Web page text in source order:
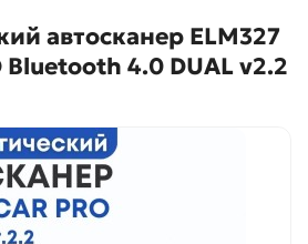
автосканер ELM327
Bluetooth 4.0 DUAL v2.2